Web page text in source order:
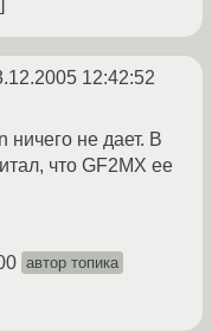
12:42:52
ничего не дает. В
что GF2MX ее
автор топика